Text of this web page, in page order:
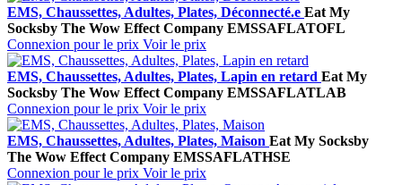
EMS, Chaussettes, Adultes, Plates, Déconnecté.e Eat My
Socksby The Wow Effect Company EMSSAFLATOFL
Connexion pour le prix Voir le prix
EMS, Chaussettes, Adultes, Plates, Lapin en retard Eat My
Socksby The Wow Effect Company EMSSAFLATLAB
Connexion pour le prix Voir le prix
EMS, Chaussettes, Adultes, Plates, Maison Eat My Socksby
The Wow Effect Company EMSSAFLATHSE
Connexion pour le prix Voir le prix